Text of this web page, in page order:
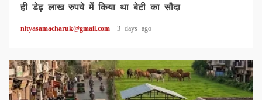
ही डेढ़ लाख रुपये में किया था बेटी का सौदा
nityasamacharuk@gmail.com 3 days ago